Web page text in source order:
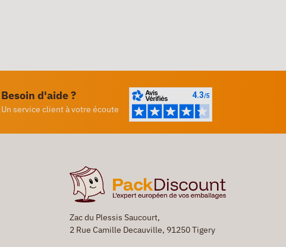
Besoin d'aide ?
Un service client à votre écoute
Zac du Plessis Saucourt,
2 Rue Camille Decauville, 91250 Tigery